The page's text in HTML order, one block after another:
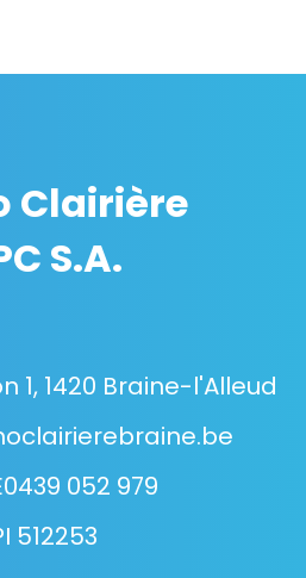
Clairière
S.A.
1, 1420 Braine-l'Alleud
052 979
512253